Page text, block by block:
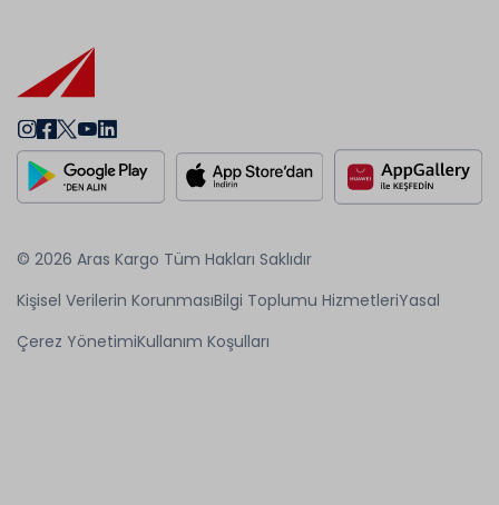
© 2026 Aras Kargo Tüm Hakları Saklıdır
Kişisel Verilerin KorunmasıBilgi Toplumu HizmetleriYasal
Çerez YönetimiKullanım Koşulları